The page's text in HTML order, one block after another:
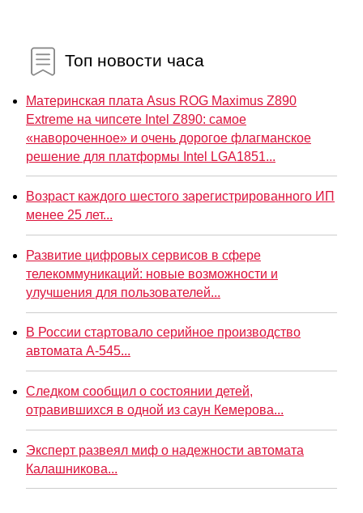
Топ новости часа
Материнская плата Asus ROG Maximus Z890
Extreme на чипсете Intel Z890: самое
«навороченное» и очень дорогое флагманское
решение для платформы Intel LGA1851...
Возраст каждого шестого зарегистрированного ИП
менее 25 лет...
Развитие цифровых сервисов в сфере
телекоммуникаций: новые возможности и
улучшения для пользователей...
В России стартовало серийное производство
автомата А-545...
Следком сообщил о состоянии детей,
отравившихся в одной из саун Кемерова...
Эксперт развеял миф о надежности автомата
Калашникова...